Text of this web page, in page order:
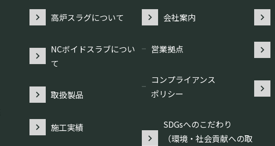
高炉スラグについて
NCボイドスラブについ
て
取扱製品
施工実績
会社案内
営業拠点
コンプライアンス
ポリシー
SDGsへのこだわり
（環境・社会貢献への取